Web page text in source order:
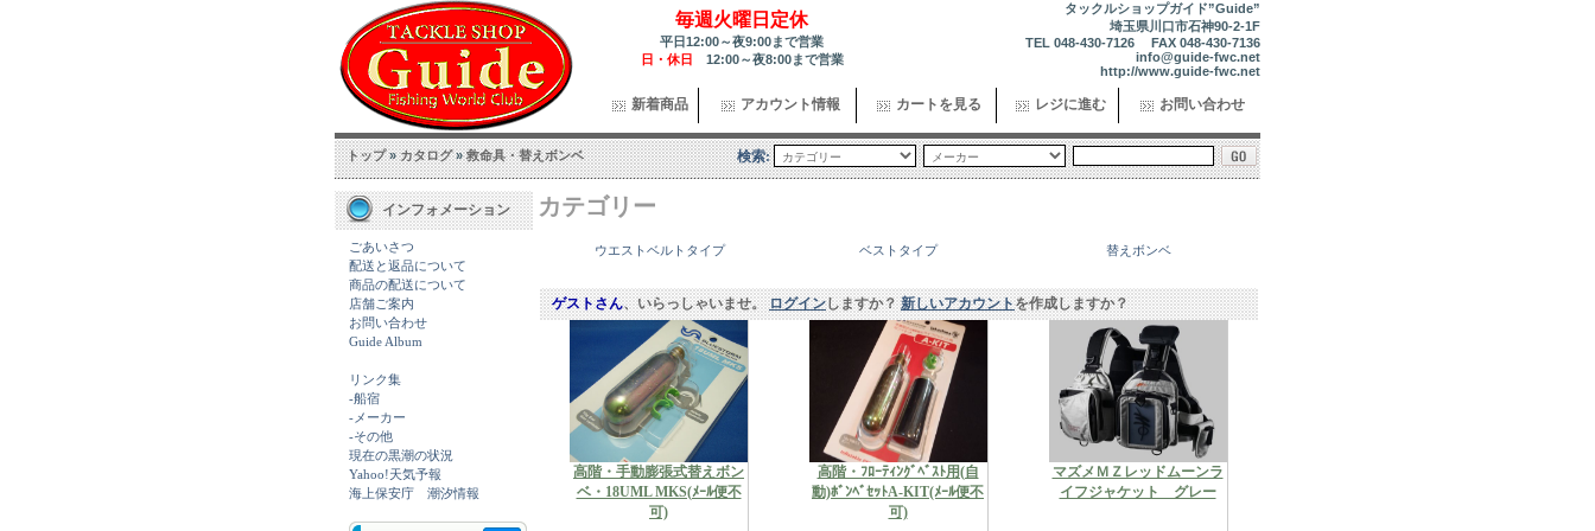
毎週火曜日定休
平日12:00～夜9:00まで営業
日・休日 12:00～夜8:00まで営業
タックルショップガイド”Guide”
埼玉県川口市石神90-2-1F
TEL 048-430-7126 FAX 048-430-7136
info@guide-fwc.net
http://www.guide-fwc.net
新着商品 アカウント情報 カートを見る レジに進む お問い合わせ
トップ»カタログ»救命具・替えボンベ 検索:
インフォメーション
ごあいさつ
配送と返品について
商品の配送について
店舗ご案内
お問い合わせ
Guide Album
リンク集
-船宿
-メーカー
-その他
現在の黒潮の状況
Yahoo!天気予報
海上保安庁 潮汐情報
カテゴリー
ウエストベルトタイプ ベストタイプ 替えボンベ
ゲストさん、いらっしゃいませ。ログインしますか？新しいアカウントを作成しますか？
高階・手動膨張式替えボン
ベ・18UML MKS(ﾒｰﾙ便不
可)
高階・ﾌﾛｰﾃｨﾝｸﾞﾍﾞｽﾄ用(自
動)ﾎﾞﾝﾍﾞｾｯﾄA-KIT(ﾒｰﾙ便不
可)
マズメＭＺレッドムーンラ
イフジャケット グレー